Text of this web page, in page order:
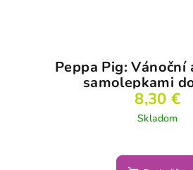
Peppa Pig:
samolepkami
8,30 €
Skladom